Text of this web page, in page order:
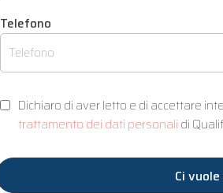
Telefono
Dichiaro di aver letto e di accettare
trattamento dei dati personali di